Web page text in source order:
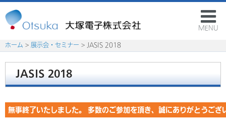
MENU
ホーム > 展示会・セミナー > JASIS 2018
JASIS 2018
無事終了いたしました。 多数のご参加を頂き、誠にありがとうござ